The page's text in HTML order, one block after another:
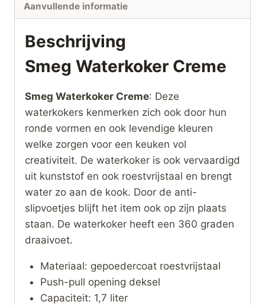
Aanvullende informatie
Beschrijving
Smeg Waterkoker Creme
Smeg Waterkoker Creme: Deze
waterkokers kenmerken zich ook door hun
ronde vormen en ook levendige kleuren
welke zorgen voor een keuken vol
creativiteit. De waterkoker is ook vervaardigd
uit kunststof en ook roestvrijstaal en brengt
water zo aan de kook. Door de anti-
slipvoetjes blijft het item ook op zijn plaats
staan. De waterkoker heeft een 360 graden
draaivoet.
Materiaal: gepoedercoat roestvrijstaal
Push-pull opening deksel
Capaciteit: 1,7 liter